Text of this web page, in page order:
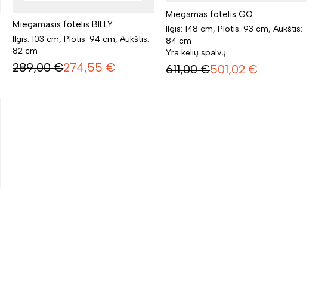
Miegamasis fotelis BILLY
Ilgis: 103 cm, Plotis: 94 cm, Aukštis:
82 cm
289,00 €274,55 €
Miegamas fotelis GO
Ilgis: 148 cm, Plotis: 93 cm, Aukštis:
84 cm
Yra kelių spalvų
611,00 €501,02 €